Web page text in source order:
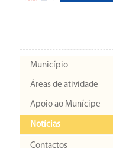
Município
Áreas de atividade
Apoio ao Munícipe
Notícias
Contactos